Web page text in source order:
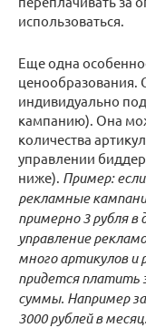
использоваться.
Еще одна
ценообразования.
индивидуально
кампанию). Она
количества
управлении
ниже). Пример:
рекламные
примерно 3 рубля в
управление
много артикулов и
придется платить
суммы. Например
3000 рублей в месяц.